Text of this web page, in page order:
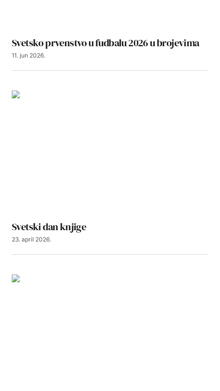
Svetsko prvenstvo u fudbalu 2026 u brojevima
11. jun 2026.
Svetski dan knjige
23. april 2026.